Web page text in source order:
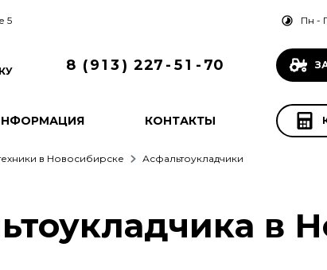
5 Пн -
8 ( 91 3 ) 227 - 51 - 70
КОНТАКТЫ
в Новосибирске Асфальтоукладчики
в